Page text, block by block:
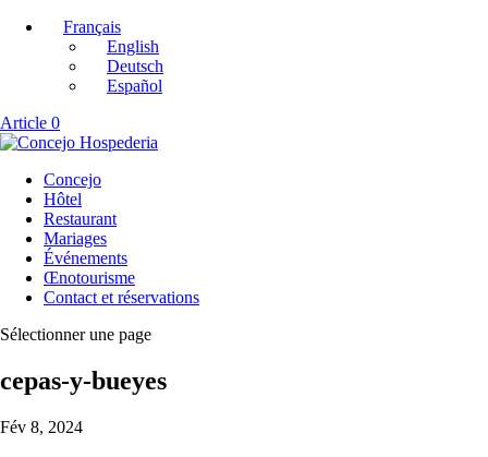
Français
English
Deutsch
Español
Article 0
Concejo
Hôtel
Restaurant
Mariages
Événements
Œnotourisme
Contact et réservations
Sélectionner une page
cepas-y-bueyes
Fév 8, 2024